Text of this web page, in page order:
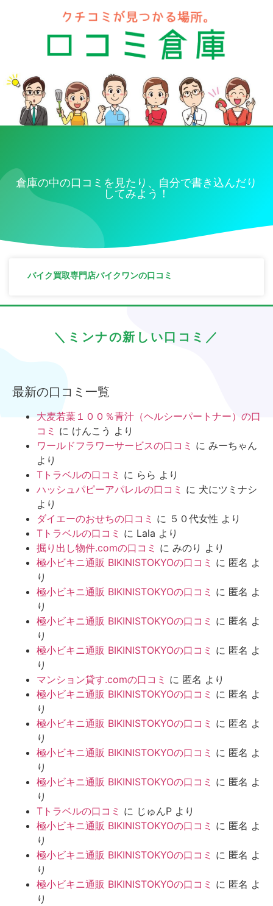
倉庫の中の口コミを見たり、自分で書き込んだり
してみよう！
バイク買取専門店バイクワンの口コミ
＼ミンナの新しい口コミ／
最新の口コミ一覧
大麦若葉１００％青汁（ヘルシーパートナー）の口
コミ に けんこう より
ワールドフラワーサービスの口コミ に みーちゃん
より
Tトラベルの口コミ に らら より
ハッシュパピーアパレルの口コミ に 犬にツミナシ
より
ダイエーのおせちの口コミ に ５０代女性 より
Tトラベルの口コミ に Lala より
掘り出し物件.comの口コミ に みのり より
極小ビキニ通販 BIKINISTOKYOの口コミ に 匿名 よ
り
極小ビキニ通販 BIKINISTOKYOの口コミ に 匿名 よ
り
極小ビキニ通販 BIKINISTOKYOの口コミ に 匿名 よ
り
極小ビキニ通販 BIKINISTOKYOの口コミ に 匿名 よ
り
マンション貸す.comの口コミ に 匿名 より
極小ビキニ通販 BIKINISTOKYOの口コミ に 匿名 よ
り
極小ビキニ通販 BIKINISTOKYOの口コミ に 匿名 よ
り
極小ビキニ通販 BIKINISTOKYOの口コミ に 匿名 よ
り
極小ビキニ通販 BIKINISTOKYOの口コミ に 匿名 よ
り
Tトラベルの口コミ に じゅんP より
極小ビキニ通販 BIKINISTOKYOの口コミ に 匿名 よ
り
極小ビキニ通販 BIKINISTOKYOの口コミ に 匿名 よ
り
極小ビキニ通販 BIKINISTOKYOの口コミ に 匿名 よ
り